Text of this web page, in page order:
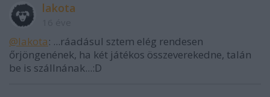
lakota
@lakota: ...ráadásul sztem elég rendesen
őrjöngenének, ha két játékos összeverekedne, talán
be is szállnának...:D